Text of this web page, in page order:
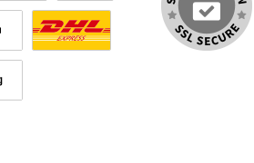
SEPA Lastschrift
normaler Versand Deutsche Post